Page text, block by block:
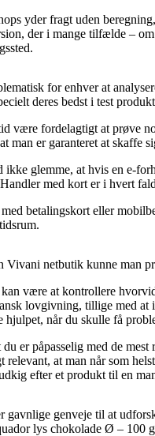
yder fragt uden
der i mange tilfælde –
for enhver at
deres bedst i test
være fordelagtigt at prøve
man er garanteret at skaffe
ikke glemme, at hvis en e-
med kort er i hvert
betalingskort eller
Vivani netbutik kunne man
være at kontrollere
lovgivning, tillige med at
hjulpet, når du skulle få
er påpasselig med de
relevant, at man når som
efter et produkt til en
gavnlige genveje til at
lys chokolade Ø – 100